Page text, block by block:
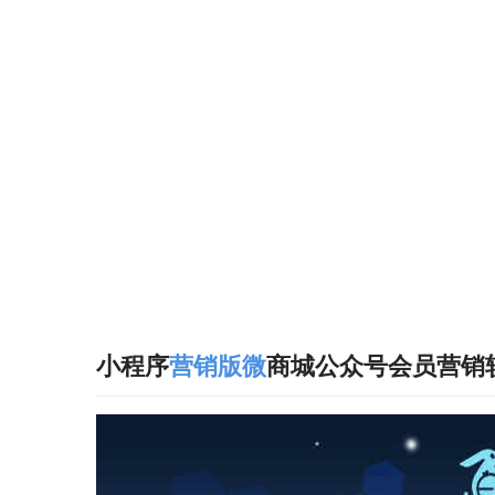
小程序营销版微商城公众号会员营销